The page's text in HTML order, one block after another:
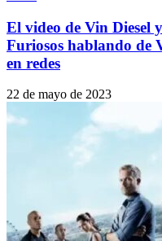
El video de Vin Diesel
Furiosos hablando de
en redes
22 de mayo de 2023